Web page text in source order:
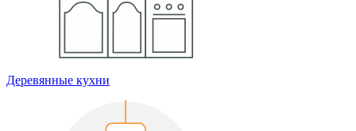
Деревянные кухни